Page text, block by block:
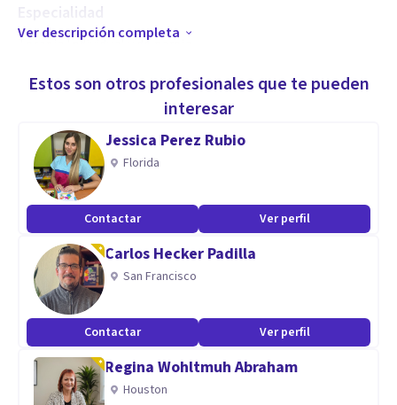
Especialidad
Terapia Individual y de pareja
Liderazgo
Iniciativa
Escucha activa
Capacidad analítica y resolución de problemas
Ver descripción completa
Estos son otros profesionales que te pueden
interesar
Jessica Perez Rubio
Florida
Contactar Ver perfil
Carlos Hecker Padilla
San Francisco
Contactar Ver perfil
Regina Wohltmuh Abraham
Houston